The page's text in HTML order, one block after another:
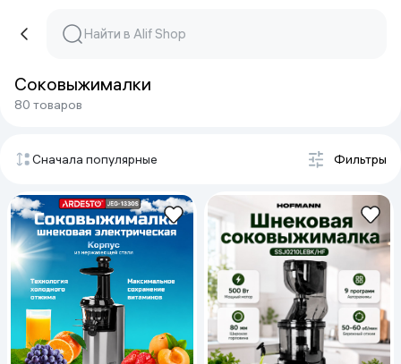
Соковыжималки
80 товаров
Сначала популярные Фильтры